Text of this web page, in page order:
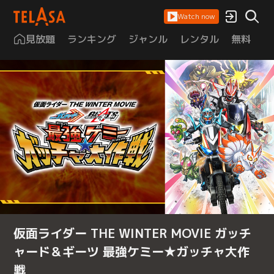
Watch now
見放題 ランキング ジャンル レンタル 無料
仮面ライダー THE WINTER MOVIE ガッチ
ャード＆ギーツ 最強ケミー★ガッチャ大作
戦